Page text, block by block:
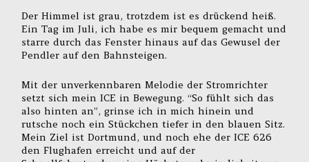
Der Himmel ist grau, trotzdem ist es drückend heiß.
Ein Tag im Juli, ich habe es mir bequem gemacht und
starre durch das Fenster hinaus auf das Gewusel der
Pendler auf den Bahnsteigen.
Mit der unverkennbaren Melodie der Stromrichter
setzt sich mein ICE in Bewegung. “So fühlt sich das
also hinten an”, grinse ich in mich hinein und
rutsche noch ein Stückchen tiefer in den blauen Sitz.
Mein Ziel ist Dortmund, und noch ehe der ICE 626
den Flughafen erreicht und auf der